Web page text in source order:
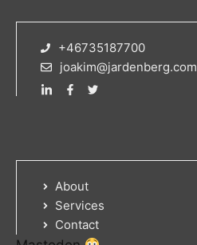
+46735187700
joakim@jardenberg.com
About
Services
Contact